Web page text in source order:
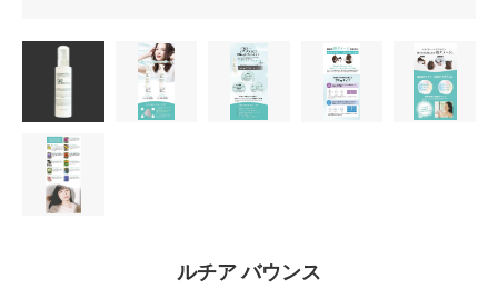
ルチア バウンス